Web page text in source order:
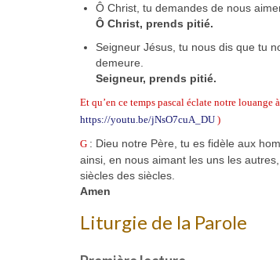
Ô Christ, tu demandes de nous
Ô Christ, prends pitié.
Seigneur Jésus, tu nous dis que tu
demeure.
Seigneur, prends pitié.
Et qu’en ce temps pascal éclate notre louange
https://youtu.be/jNsO7cuA_DU )
G : Dieu notre Père, tu es fidèle aux
ainsi, en nous aimant les uns les
siècles des siècles.
Amen
Liturgie de la Parole